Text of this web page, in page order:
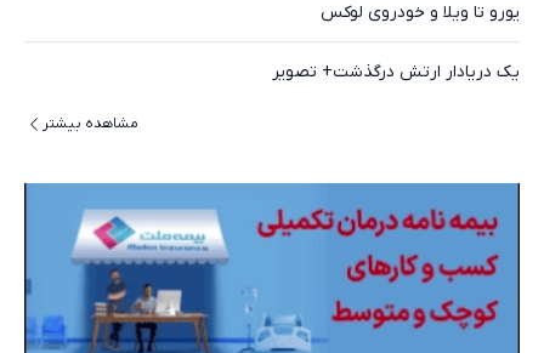
یورو تا ویلا و خودروی لوکس
یک دریادار ارتش درگذشت+ تصویر
مشاهده بیشتر